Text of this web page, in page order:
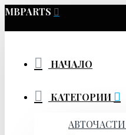
MBPARTS
НАЧАЛО
КАТЕГОРИИ